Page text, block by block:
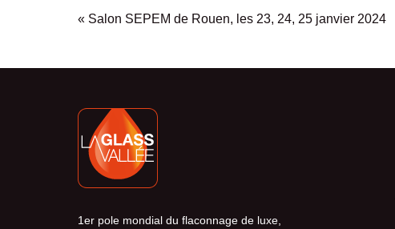
« Salon SEPEM de Rouen, les 23, 24, 25 janvier 2024
1er pole mondial du flaconnage de luxe,